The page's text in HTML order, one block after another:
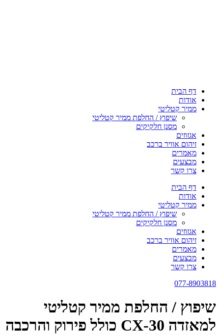
דף הבית
אודות
ממיר קטליטי
שיפוץ / החלפת ממיר קטליטי
מסנן חלקיקים
אגזוזים
זיהום אוויר ברכב
מאמרים
מבצעים
צרו קשר
דף הבית
אודות
ממיר קטליטי
שיפוץ / החלפת ממיר קטליטי
מסנן חלקיקים
אגזוזים
זיהום אוויר ברכב
מאמרים
מבצעים
צרו קשר
077-8903818
שיפוץ / החלפת ממיר קטליטי
למאזדה CX-30 כולל פירוק והרכבה